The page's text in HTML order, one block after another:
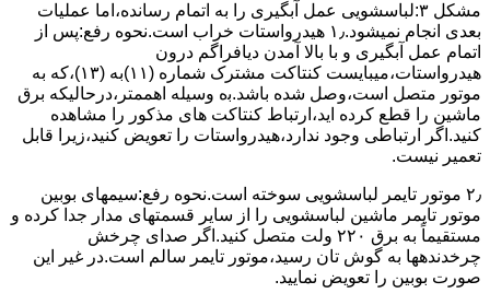
مشکل ۳:لباسشویی ﻋﻤﻞ آﺑﮕﯿﺮی را ﺑﻪ اﺗﻤﺎم رﺳﺎﻧﺪه،اﻣﺎ ﻋﻤﻠﯿﺎت
ﺑﻌﺪی اﻧﺠﺎم نمیشود.۱٫ ﻫﯿﺪرواﺳﺘﺎت ﺧﺮاب اﺳﺖ.نحوه رﻓﻊ:ﭘﺲ از
اﺗﻤﺎم عمل آﺑﮕﯿﺮی و ﺑﺎ ﺑﺎﻻ آﻣﺪن دﯾﺎﻓﺮاﮔﻢ درون
ﻫﯿﺪرواﺳﺘﺎت،میبایست ﮐﻨﺘﺎﮐﺖ ﻣﺸﺘﺮک شماره (۱۱)به (۱۳)،ﮐﻪ ﺑﻪ
ﻣﻮﺗﻮر ﻣﺘﺼﻞ اﺳﺖ،وﺻﻞ ﺷﺪه ﺑﺎﺷﺪ.ﺑه وسیله اهممتر،درحالیکه ﺑﺮق
ﻣﺎﺷﯿﻦ را ﻗﻄﻊ کرده اید،ارﺗﺒﺎط ﮐﻨﺘﺎﮐﺖ ﻫﺎی ﻣﺬﮐﻮر را ﻣﺸﺎﻫﺪه
کنید.اﮔﺮ ارﺗﺒﺎطی وجود ندارد،ﻫﯿﺪرواﺳﺘﺎت را ﺗﻌﻮﯾﺾ ﮐﻨﯿﺪ،زﯾﺮا قابل
ﺗﻌﻤﯿﺮ نیست.
۲٫ ﻣﻮﺗﻮر ﺗﺎﯾﻤﺮ لباسشویی ﺳﻮﺧﺘﻪ اﺳﺖ.نحوه رﻓﻊ:سیمهای ﺑﻮﺑﯿﻦ
ﻣﻮﺗﻮر ﺗﺎﯾﻤﺮ ماشین لباسشویی را از ﺳﺎﯾﺮ قسمتهای ﻣﺪار ﺟﺪا کرده و
مستقیماً ﺑﻪ برق ۲۲۰ وﻟﺖ ﻣﺘﺼﻞ کنید.اﮔﺮ ﺻﺪای ﭼﺮﺧﺶ
چرخدندهها به گوش تان رﺳﯿﺪ،ﻣﻮﺗﻮر ﺗﺎﯾﻤﺮ ﺳﺎﻟﻢ اﺳﺖ.در ﻏﯿﺮ اﯾﻦ
ﺻﻮرت ﺑﻮﺑﯿﻦ را ﺗﻌﻮﯾﺾ ﻧﻤﺎﯾﯿﺪ.